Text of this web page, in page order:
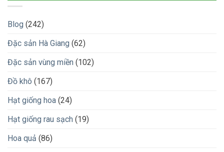
Blog (242)
Đặc sản Hà Giang (62)
Đặc sản vùng miền (102)
Đồ khô (167)
Hạt giống hoa (24)
Hạt giống rau sạch (19)
Hoa quả (86)